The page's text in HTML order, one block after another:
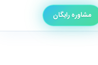
مشاوره رایگان